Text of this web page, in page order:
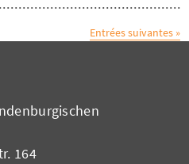
Entrées suivantes »
164